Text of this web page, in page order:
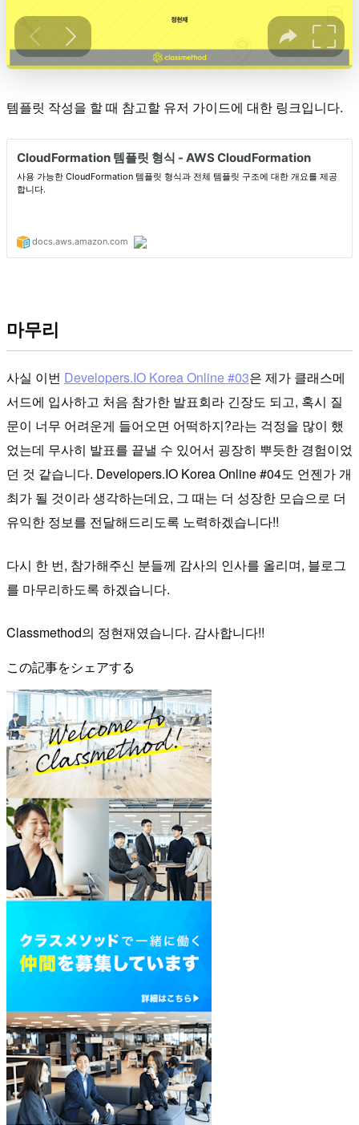
템플릿 작성을 할 때 참고할 유저 가이드에 대한 링크입니다.
마무리
사실 이번 Developers.IO Korea Online #03은 제가 클래스메
서드에 입사하고 처음 참가한 발표회라 긴장도 되고, 혹시 질
문이 너무 어려운게 들어오면 어떡하지?라는 걱정을 많이 했
었는데 무사히 발표를 끝낼 수 있어서 굉장히 뿌듯한 경험이었
던 것 같습니다. Developers.IO Korea Online #04도 언젠가 개
최가 될 것이라 생각하는데요, 그 때는 더 성장한 모습으로 더
유익한 정보를 전달해드리도록 노력하겠습니다!!
다시 한 번, 참가해주신 분들께 감사의 인사를 올리며, 블로그
를 마무리하도록 하겠습니다.
Classmethod의 정현재였습니다. 감사합니다!!
この記事をシェアする